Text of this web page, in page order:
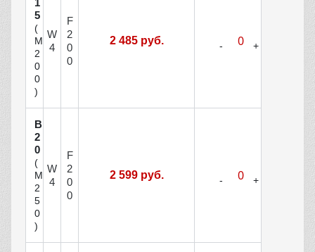
1
5
(
М
2
0
0
)
W
4
F
2
0
0
2 485 руб.
В
2
0
(
М
2
5
0
)
W
4
F
2
0
0
2 599 руб.